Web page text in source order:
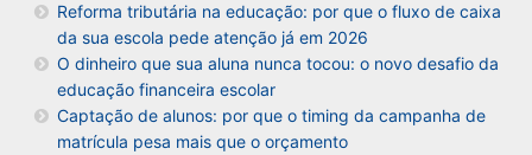
Reforma tributária na educação: por que o fluxo de caixa
da sua escola pede atenção já em 2026
O dinheiro que sua aluna nunca tocou: o novo desafio da
educação financeira escolar
Captação de alunos: por que o timing da campanha de
matrícula pesa mais que o orçamento